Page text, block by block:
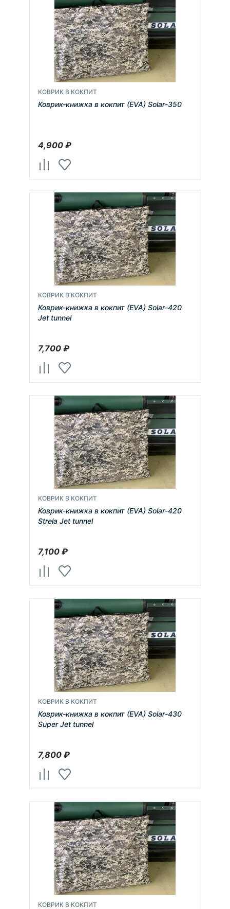
КОВРИК В КОКПИТ
Коврик-книжка в кокпит (EVA) Solar-350
4,900₽
КОВРИК В КОКПИТ
Коврик-книжка в кокпит (EVA) Solar-420
Jet tunnel
7,700₽
КОВРИК В КОКПИТ
Коврик-книжка в кокпит (EVA) Solar-420
Strela Jet tunnel
7,100₽
КОВРИК В КОКПИТ
Коврик-книжка в кокпит (EVA) Solar-430
Super Jet tunnel
7,800₽
КОВРИК В КОКПИТ